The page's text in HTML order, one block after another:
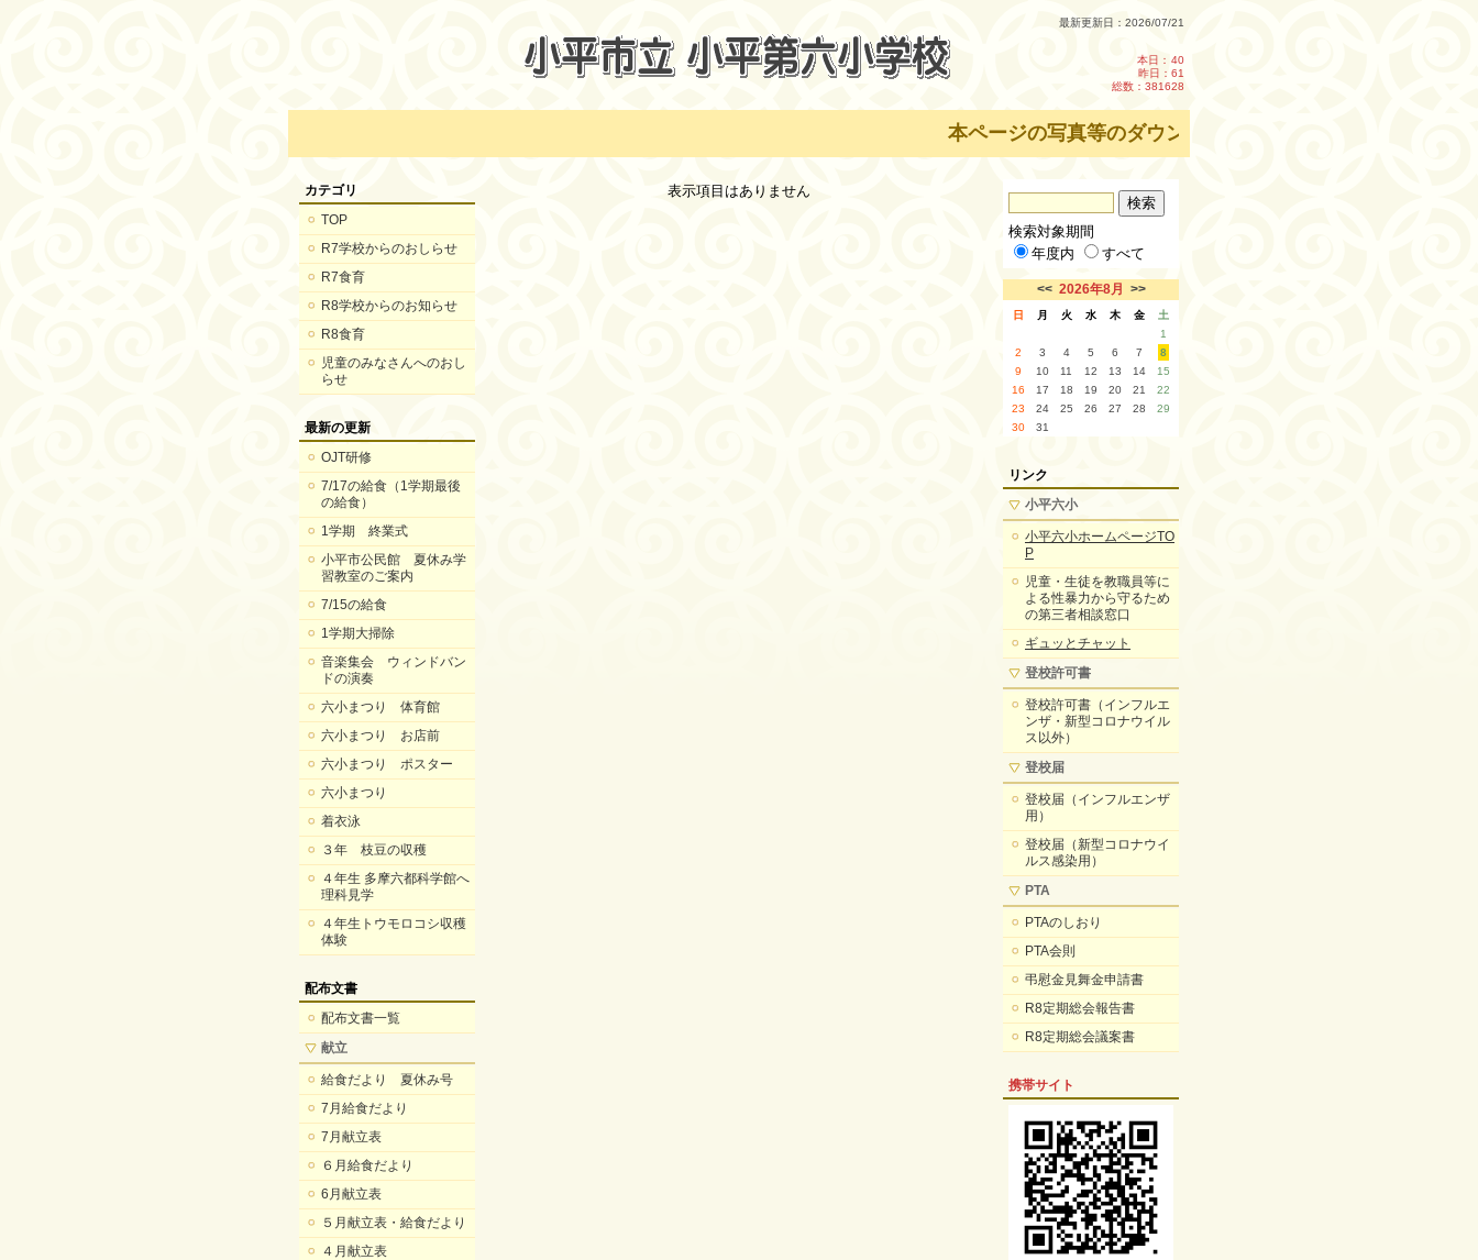
最新更新日：2026/07/21
本日： 40
昨日：61
総数：381628
本ページの写真等のダウンロード・転載を禁止します。
カテゴリ
TOP
R7学校からのおしらせ
R7食育
R8学校からのお知らせ
R8食育
児童のみなさんへのおし
らせ
最新の更新
OJT研修
7/17の給食（1学期最後
の給食）
1学期 終業式
小平市公民館 夏休み学
習教室のご案内
7/15の給食
1学期大掃除
音楽集会 ウィンドバン
ドの演奏
六小まつり 体育館
六小まつり お店前
六小まつり ポスター
六小まつり
着衣泳
３年 枝豆の収穫
４年生 多摩六都科学館へ
理科見学
４年生トウモロコシ収穫
体験
配布文書
配布文書一覧
献立
給食だより 夏休み号
7月給食だより
7月献立表
６月給食だより
6月献立表
５月献立表・給食だより
４月献立表
表示項目はありません
検索対象期間
年度内
すべて
<< 2026年8月 >>
日 月 火 水 木 金
土
1
2
3 4 5 6 7
8
9
10 11 12 13 14
15
16
17 18 19 20 21
22
23
24 25 26 27 28
29
30
31
リンク
小平六小
小平六小ホームページTO
P
児童・生徒を教職員等に
よる性暴力から守るため
の第三者相談窓口
ギュッとチャット
登校許可書
登校許可書（インフルエ
ンザ・新型コロナウイル
ス以外）
登校届
登校届（インフルエンザ
用）
登校届（新型コロナウイ
ルス感染用）
PTA
PTAのしおり
PTA会則
弔慰金見舞金申請書
R8定期総会報告書
R8定期総会議案書
携帯サイト